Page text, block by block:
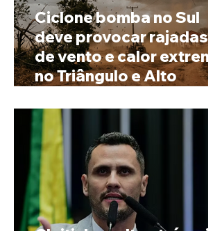
Ciclone bomba no Sul
deve provocar rajadas
de vento e calor extremo
no Triângulo e Alto